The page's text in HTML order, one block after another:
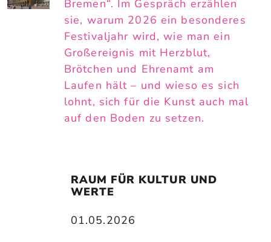
Bremen“. Im Gespräch erzählen
sie, warum 2026 ein besonderes
Festivaljahr wird, wie man ein
Großereignis mit Herzblut,
Brötchen und Ehrenamt am
Laufen hält – und wieso es sich
lohnt, sich für die Kunst auch mal
auf den Boden zu setzen.
RAUM FÜR KULTUR UND
WERTE
01.05.2026